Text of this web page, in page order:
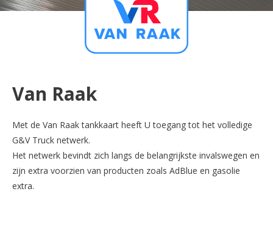
Van Raak
Met de Van Raak tankkaart heeft U toegang tot het volledige
G&V Truck netwerk.
Het netwerk bevindt zich langs de belangrijkste invalswegen en
zijn extra voorzien van producten zoals AdBlue en gasolie
extra.